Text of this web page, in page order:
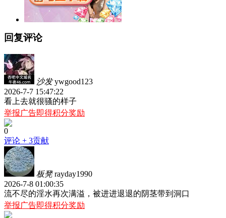
回复评论
沙发 ywgood123
2026-7-7 15:47:22
看上去就很骚的样子
举报广告即得积分奖励
0
评论 + 3贡献
板凳 rayday1990
2026-7-8 01:00:35
流不尽的淫水再次满溢，被进进退退的阴茎带到洞口
举报广告即得积分奖励